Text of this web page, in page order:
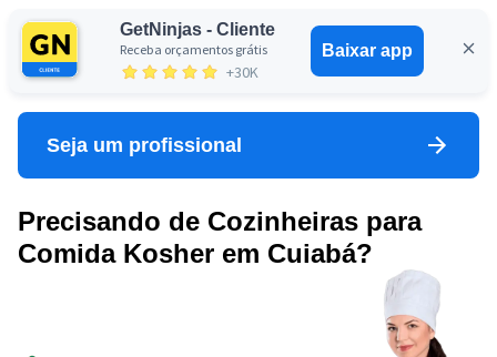
GetNinjas - Cliente
Receba orçamentos grátis
+30K
Baixar app
Entrar
Seja um profissional
Precisando de Cozinheiras para
Comida Kosher em Cuiabá?